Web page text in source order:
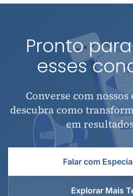
Pronto
esses
Converse com nossos
descubra como
em
Falar com
Explorar Mais